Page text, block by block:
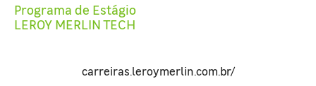
Programa de Estágio
LEROY MERLIN TECH
carreiras.leroymerlin.com.br/